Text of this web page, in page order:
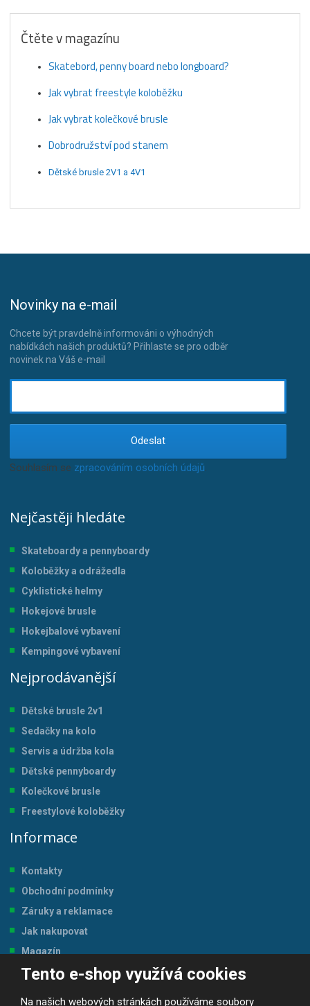
Tento e-shop využívá cookies
Na našich webových stránkách používáme soubory
Čtěte v magazínu
Skatebord, penny board nebo longboard?
Jak vybrat freestyle koloběžku
Jak vybrat kolečkové brusle
Dobrodružství pod stanem
Dětské brusle 2V1 a 4V1
Novinky na e-mail
Chcete být pravdelně informováni o výhodných
nabídkách našich produktů? Přihlaste se pro odběr
novinek na Váš e-mail
Odeslat
Souhlasím se zpracováním osobních údajů
Nejčastěji hledáte
Skateboardy a pennyboardy
Koloběžky a odrážedla
Cyklistické helmy
Hokejové brusle
Hokejbalové vybavení
Kempingové vybavení
Nejprodávanější
Dětské brusle 2v1
Sedačky na kolo
Servis a údržba kola
Dětské pennyboardy
Kolečkové brusle
Freestylové koloběžky
Informace
Kontakty
Obchodní podmínky
Záruky a reklamace
Jak nakupovat
Magazín
Tabulka velikostí